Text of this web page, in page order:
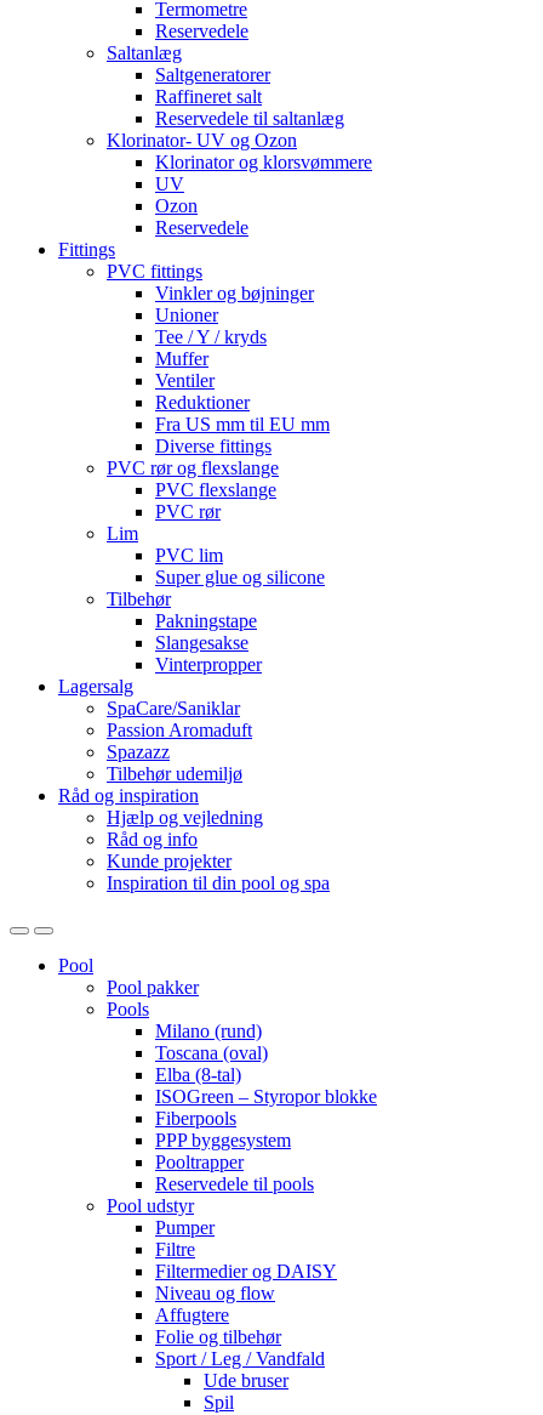
Termometre
Reservedele
Saltanlæg
Saltgeneratorer
Raffineret salt
Reservedele til saltanlæg
Klorinator- UV og Ozon
Klorinator og klorsvømmere
UV
Ozon
Reservedele
Fittings
PVC fittings
Vinkler og bøjninger
Unioner
Tee / Y / kryds
Muffer
Ventiler
Reduktioner
Fra US mm til EU mm
Diverse fittings
PVC rør og flexslange
PVC flexslange
PVC rør
Lim
PVC lim
Super glue og silicone
Tilbehør
Pakningstape
Slangesakse
Vinterpropper
Lagersalg
SpaCare/Saniklar
Passion Aromaduft
Spazazz
Tilbehør udemiljø
Råd og inspiration
Hjælp og vejledning
Råd og info
Kunde projekter
Inspiration til din pool og spa
OpenClose
Pool
Pool pakker
Pools
Milano (rund)
Toscana (oval)
Elba (8-tal)
ISOGreen – Styropor blokke
Fiberpools
PPP byggesystem
Pooltrapper
Reservedele til pools
Pool udstyr
Pumper
Filtre
Filtermedier og DAISY
Niveau og flow
Affugtere
Folie og tilbehør
Sport / Leg / Vandfald
Ude bruser
Spil